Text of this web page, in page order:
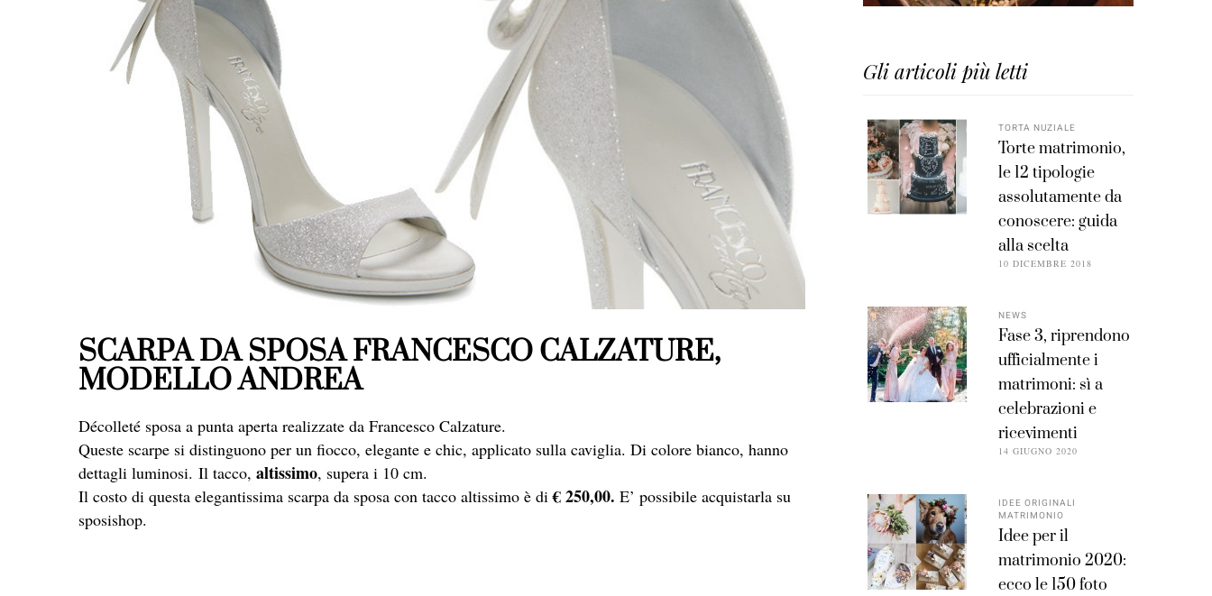
SCARPA DA SPOSA FRANCESCO CALZATURE,
MODELLO ANDREA
Décolleté sposa a punta aperta realizzate da Francesco Calzature.
Queste scarpe si distinguono per un fiocco, elegante e chic, applicato sulla caviglia. Di colore bianco, hanno
dettagli luminosi. Il tacco, altissimo, supera i 10 cm.
Il costo di questa elegantissima scarpa da sposa con tacco altissimo è di€ 250,00. E’ possibile acquistarla su
sposishop.
Gli articoli più letti
TORTA NUZIALE
Torte matrimonio,
le 12 tipologie
assolutamente da
conoscere: guida
alla scelta
10 DICEMBRE 2018
NEWS
Fase 3, riprendono
ufficialmente i
matrimoni: sì a
celebrazioni e
ricevimenti
14 GIUGNO 2020
IDEE ORIGINALI
MATRIMONIO
Idee per il
matrimonio 2020:
ecco le 150 foto